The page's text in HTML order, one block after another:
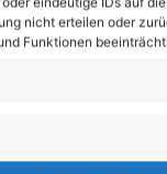
nicht erteilen oder
Funktionen
Geräte
Organisation für